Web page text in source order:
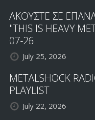
ΑΚΟΥΣΤΕ ΣΕ
"THIS IS HEAVY
07-26
July 25, 2026
METALSHOCK
PLAYLIST
July 22, 2026